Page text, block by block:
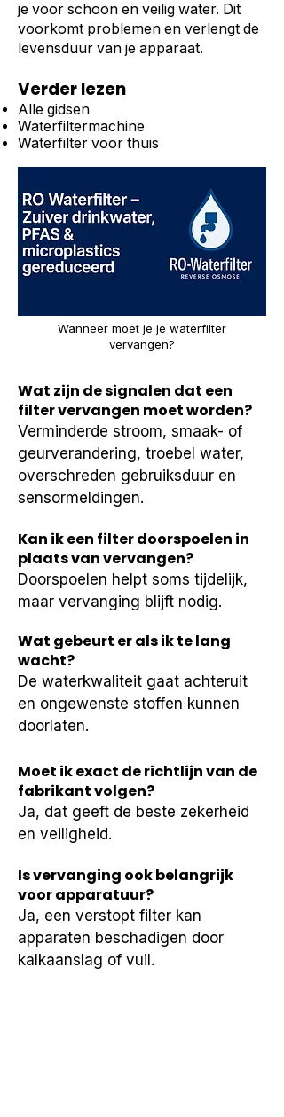
je voor schoon en veilig water. Dit
voorkomt problemen en verlengt de
levensduur van je apparaat.
Verder lezen
Alle gidsen
Waterfiltermachine
Waterfilter voor thuis
Wanneer moet je je waterfilter
vervangen?
Wat zijn de signalen dat een
filter vervangen moet worden?
Verminderde stroom, smaak- of
geurverandering, troebel water,
overschreden gebruiksduur en
sensormeldingen.
Kan ik een filter doorspoelen in
plaats van vervangen?
Doorspoelen helpt soms tijdelijk,
maar vervanging blijft nodig.
Wat gebeurt er als ik te lang
wacht?
De waterkwaliteit gaat achteruit
en ongewenste stoffen kunnen
doorlaten.
Moet ik exact de richtlijn van de
fabrikant volgen?
Ja, dat geeft de beste zekerheid
en veiligheid.
Is vervanging ook belangrijk
voor apparatuur?
Ja, een verstopt filter kan
apparaten beschadigen door
kalkaanslag of vuil.